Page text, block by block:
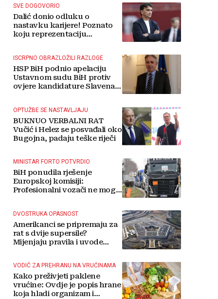
SVE DOGOVORIO
Dalić donio odluku o
nastavku karijere! Poznato
koju reprezentaciju
ISCRPNO OBRAZLOŽILI RAZLOGE
HSP BiH podnio apelaciju
Ustavnom sudu BiH protiv
ovjere kandidature Slavena
OPTUŽBE SE NASTAVLJAJU
BUKNUO VERBALNI RAT
Vučić i Helez se posvađali oko
Bugojna, padaju teške riječi
MINISTAR FORTO POTVRDIO
BiH ponudila rješenje
Europskoj komisiji:
Profesionalni vozači ne mogu
DVOSTRUKA OPASNOST
Amerikanci se pripremaju za
rat s dvije supersile?
Mijenjaju pravila i uvode
VODIČ ZA PREHRANU NA VRUĆINAMA
Kako preživjeti paklene
vrućine: Ovdje je popis hrane
koja hladi organizam i